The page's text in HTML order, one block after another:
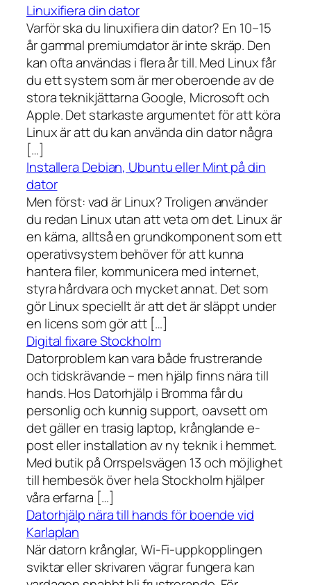
Linuxifiera din dator
Varför ska du linuxifiera din dator? En 10–15
år gammal premiumdator är inte skräp. Den
kan ofta användas i flera år till. Med Linux får
du ett system som är mer oberoende av de
stora teknikjättarna Google, Microsoft och
Apple. Det starkaste argumentet för att köra
Linux är att du kan använda din dator några
[…]
Installera Debian, Ubuntu eller Mint på din
dator
Men först: vad är Linux? Troligen använder
du redan Linux utan att veta om det. Linux är
en kärna, alltså en grundkomponent som ett
operativsystem behöver för att kunna
hantera filer, kommunicera med internet,
styra hårdvara och mycket annat. Det som
gör Linux speciellt är att det är släppt under
en licens som gör att […]
Digital fixare Stockholm
Datorproblem kan vara både frustrerande
och tidskrävande – men hjälp finns nära till
hands. Hos Datorhjälp i Bromma får du
personlig och kunnig support, oavsett om
det gäller en trasig laptop, krånglande e-
post eller installation av ny teknik i hemmet.
Med butik på Orrspelsvägen 13 och möjlighet
till hembesök över hela Stockholm hjälper
våra erfarna […]
Datorhjälp nära till hands för boende vid
Karlaplan
När datorn krånglar, Wi-Fi-uppkopplingen
sviktar eller skrivaren vägrar fungera kan